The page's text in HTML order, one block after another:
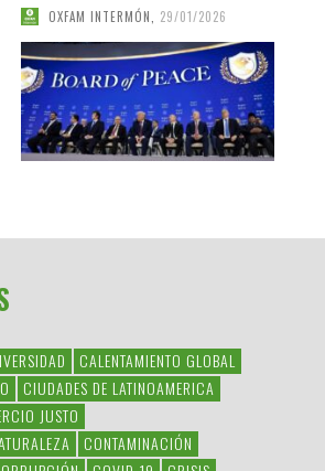
OXFAM INTERMÓN 29/01/2026
CALENTAMIENTO GLOBAL
CIUDADES DE LATINOAMERICA
JUSTO
CONTAMINACIÓN